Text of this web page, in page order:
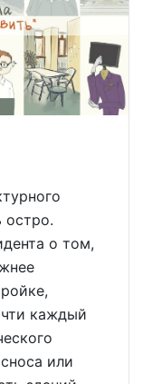
остро.
о том,
каждый
или